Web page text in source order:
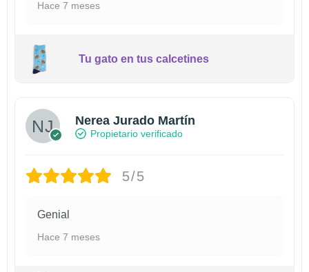
Hace 7 meses
Tu gato en tus calcetines
Nerea Jurado Martín
Propietario verificado
5/5
Genial
Hace 7 meses